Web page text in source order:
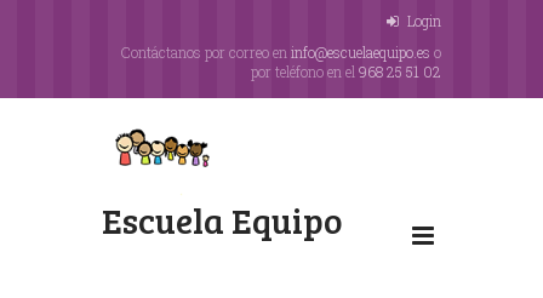
Login
Contáctanos por correo en info@escuelaequipo.es o
por teléfono en el 968 25 51 02
Escuela Equipo